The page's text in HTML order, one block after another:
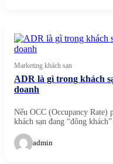
Marketing khách sạn
ADR là gì trong khách
doanh
Nếu OCC (Occupancy Rate)
khách sạn đang “đông
admin